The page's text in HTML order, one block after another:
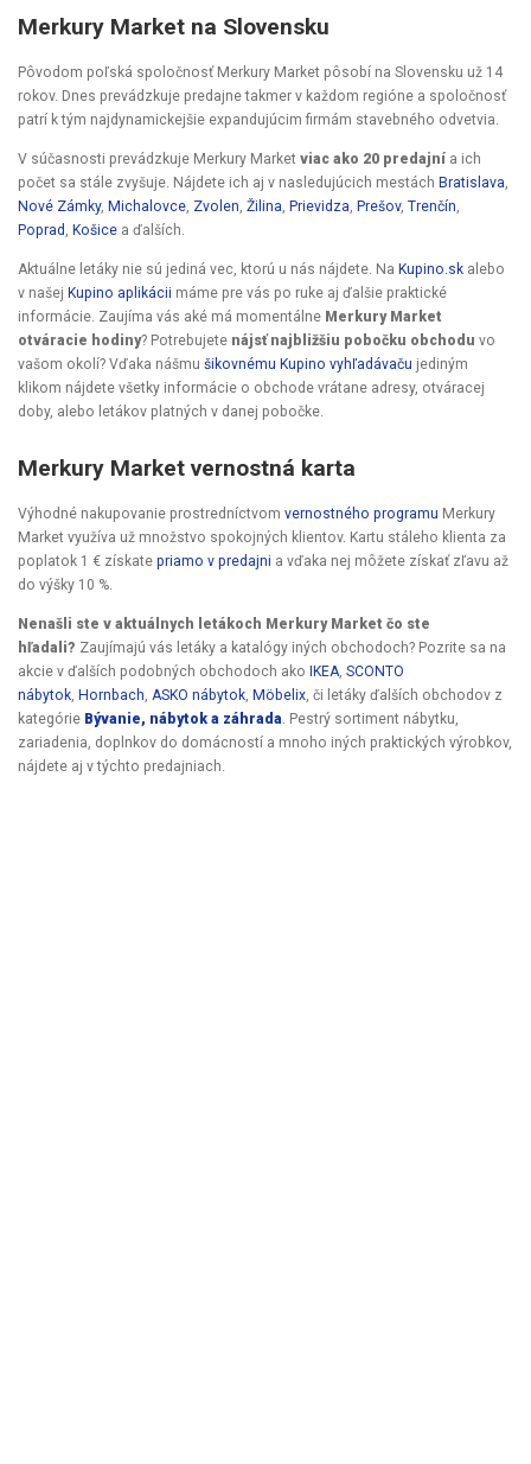
Merkury Market na Slovensku
Pôvodom poľská spoločnosť Merkury Market pôsobí na Slovensku už 14
rokov. Dnes prevádzkuje predajne takmer v každom regióne a spoločnosť
patrí k tým najdynamickejšie expandujúcim firmám stavebného odvetvia.
V súčasnosti prevádzkuje Merkury Market viac ako 20 predajní a ich
počet sa stále zvyšuje. Nájdete ich aj v nasledujúcich mestách Bratislava,
Nové Zámky, Michalovce, Zvolen, Žilina, Prievidza, Prešov, Trenčín,
Poprad , Košice a ďalších.
Aktuálne letáky nie sú jediná vec, ktorú u nás nájdete. Na Kupino.sk alebo
v našej Kupino aplikácii máme pre vás po ruke aj ďalšie praktické
informácie. Zaujíma vás aké má momentálne Merkury Market
otváracie hodiny? Potrebujete nájsť najbližšiu pobočku obchodu vo
vašom okolí? Vďaka nášmu šikovnému Kupino vyhľadávaču jediným
klikom nájdete všetky informácie o obchode vrátane adresy, otváracej
doby, alebo letákov platných v danej pobočke.
Merkury Market vernostná karta
Výhodné nakupovanie prostredníctvom vernostného programu Merkury
Market využíva už množstvo spokojných klientov. Kartu stáleho klienta za
poplatok 1 € získate priamo v predajni a vďaka nej môžete získať zľavu až
do výšky 10 %.
Nenašli ste v aktuálnych letákoch Merkury Market čo ste
hľadali? Zaujímajú vás letáky a katalógy iných obchodoch? Pozrite sa na
akcie v ďalších podobných obchodoch ako
IKEA, SCONTO
nábytok, Hornbach, ASKO nábytok, Möbelix, či letáky ďalších obchodov z
kategórie Bývanie, nábytok a záhrada. Pestrý sortiment nábytku,
zariadenia, doplnkov do domácností a mnoho iných praktických výrobkov,
nájdete aj v týchto predajniach.